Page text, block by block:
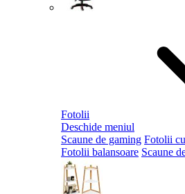
Fotolii
Deschide meniul
Scaune de gaming Fotolii
Fotolii balansoare Scaune